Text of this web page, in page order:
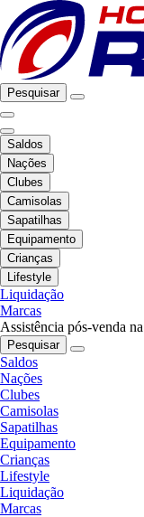
Pesquisar
Saldos
Nações
Clubes
Camisolas
Sapatilhas
Equipamento
Crianças
Lifestyle
Liquidação
Marcas
Assistência pós-venda
Pesquisar
Saldos
Nações
Clubes
Camisolas
Sapatilhas
Equipamento
Crianças
Lifestyle
Liquidação
Marcas